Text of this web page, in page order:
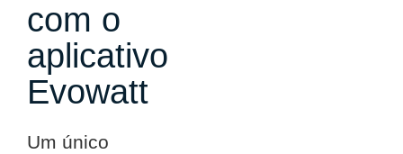
com o
aplicativo
Evowatt
Um único